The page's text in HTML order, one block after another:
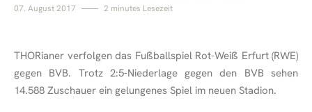
07. August 2017 2 minutes Lesezeit
THORianer verfolgen das Fußballspiel Rot-Weiß Erfurt (RWE)
gegen BVB. Trotz 2:5-Niederlage gegen den BVB sehen
14.588 Zuschauer ein gelungenes Spiel im neuen Stadion.